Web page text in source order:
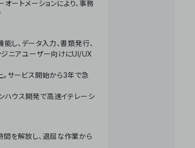
ートメーションにより、事務
し、データ入力、書類発行、
ジニアユーザー向けにUI/UX
サービス開始から3年で急
ハウス開発で高速イテレーシ
を解放し、退屈な作業から